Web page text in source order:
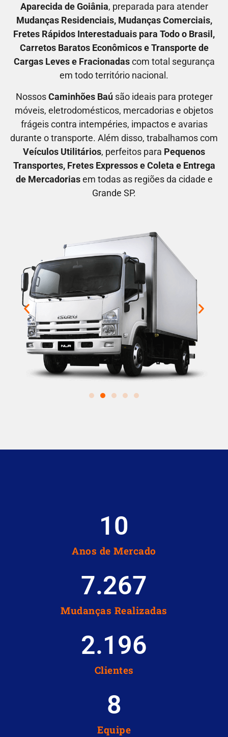
Aparecida de Goiânia, preparada para atender
Mudanças Residenciais, Mudanças Comerciais,
Fretes Rápidos Interestaduais para Todo o Brasil ,
Carretos Baratos Econômicose Transporte de
Cargas Leves e Fracionadascom total segurança
em todo território nacional.
NossosCaminhões Baúsão ideais para proteger
móveis, eletrodomésticos, mercadorias e objetos
frágeis contra intempéries, impactos e avarias
durante o transporte. Além disso, trabalhamos com
Veículos Utilitários, perfeitos para Pequenos
Transportes, Fretes Expressose Coleta e Entrega
de Mercadoriasem todas as regiões da cidade e
Grande SP.
Anos de Mercado
10
Mudanças Realizadas
7.267
Clientes
2.196
Equipe
8